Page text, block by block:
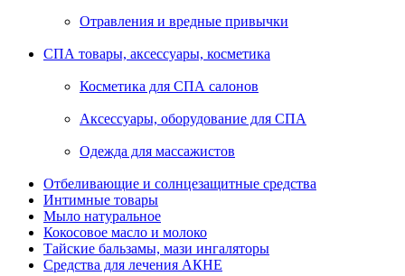
Отравления и вредные привычки
СПА товары, аксессуары, косметика
Косметика для СПА салонов
Аксессуары, оборудование для СПА
Одежда для массажистов
Отбеливающие и солнцезащитные средства
Интимные товары
Мыло натуральное
Кокосовое масло и молоко
Тайские бальзамы, мази ингаляторы
Средства для лечения АКНЕ